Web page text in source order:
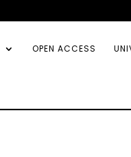
OPEN ACCESS